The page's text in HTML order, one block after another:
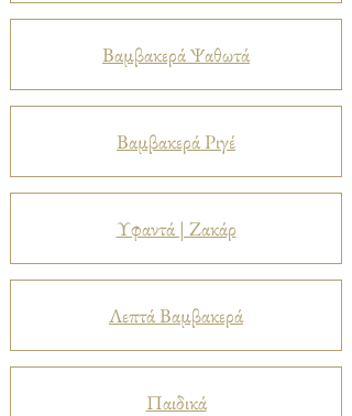
Βαμβακερά Ψαθωτά
Βαμβακερά Ριγέ
Υφαντά | Ζακάρ
Λεπτά Βαμβακερά
Παιδικά